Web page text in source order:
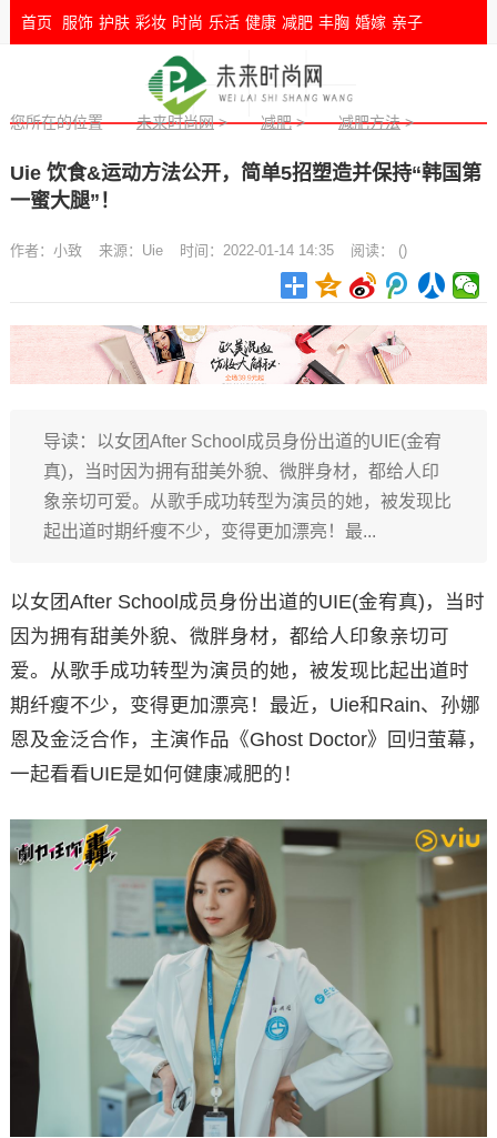
首页 服饰 护肤 彩妆 时尚 乐活 健康 减肥 丰胸 婚嫁 亲子
您所在的位置 未来时尚网> 减肥> 减肥方法>
Uie 饮食&运动方法公开，简单5招塑造并保持“韩国第
一蜜大腿”！
作者： 小致 来源： Uie 时间：2022-01-14 14:35 阅读： ()
导读：以女团After School成员身份出道的UIE(金宥
真)，当时因为拥有甜美外貌、微胖身材，都给人印
象亲切可爱。从歌手成功转型为演员的她，被发现比
起出道时期纤瘦不少，变得更加漂亮！最...
以女团After School成员身份出道的UIE(金宥真)，当时
因为拥有甜美外貌、微胖身材，都给人印象亲切可
爱。从歌手成功转型为演员的她，被发现比起出道时
期纤瘦不少，变得更加漂亮！最近，Uie和Rain、孙娜
恩及金泛合作，主演作品《Ghost Doctor》回归萤幕，
一起看看UIE是如何健康减肥的！